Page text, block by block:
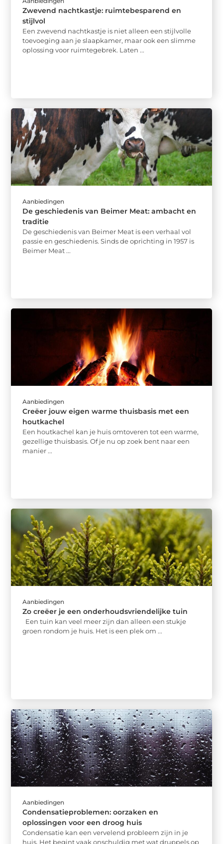
Zwevend nachtkastje: ruimtebesparend en
stijlvol
Een zwevend nachtkastje is niet alleen een stijlvolle
toevoeging aan je slaapkamer, maar ook een slimme
oplossing voor ruimtegebrek. Laten ...
Aanbiedingen
De geschiedenis van Beimer Meat: ambacht en
traditie
De geschiedenis van Beimer Meat is een verhaal vol
passie en geschiedenis. Sinds de oprichting in 1957 is
Beimer Meat ...
Aanbiedingen
Creëer jouw eigen warme thuisbasis met een
houtkachel
Een houtkachel kan je huis omtoveren tot een warme,
gezellige thuisbasis. Of je nu op zoek bent naar een
manier ...
Aanbiedingen
Zo creëer je een onderhoudsvriendelijke tuin
Een tuin kan veel meer zijn dan alleen een stukje
groen rondom je huis. Het is een plek om ...
Aanbiedingen
Condensatieproblemen: oorzaken en
oplossingen voor een droog huis
Condensatie kan een vervelend probleem zijn in je
huis. Het begint vaak onschuldig met wat druppels op